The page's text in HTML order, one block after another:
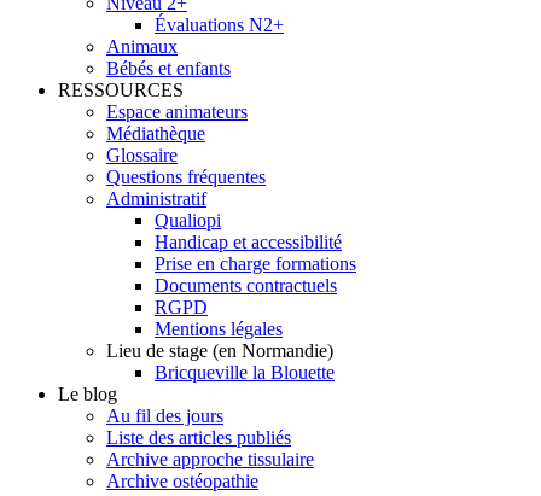
Évaluations N2+
Animaux
Bébés et enfants
RESSOURCES
Espace animateurs
Médiathèque
Glossaire
Questions fréquentes
Administratif
Qualiopi
Handicap et accessibilité
Prise en charge formations
Documents contractuels
RGPD
Mentions légales
Lieu de stage (en Normandie)
Bricqueville la Blouette
Le blog
Au fil des jours
Liste des articles publiés
Archive approche tissulaire
Archive ostéopathie